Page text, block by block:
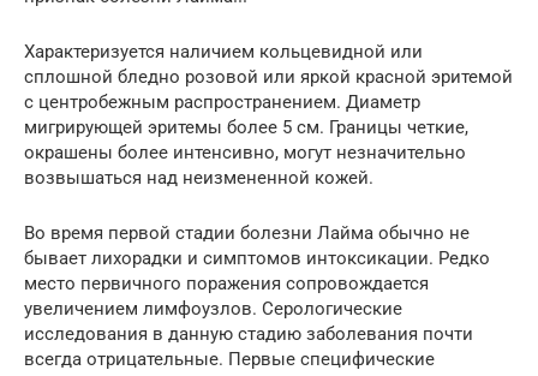
Характеризуется наличием кольцевидной или
сплошной бледно розовой или яркой красной эритемой
с центробежным распространением. Диаметр
мигрирующей эритемы более 5 см. Границы четкие,
окрашены более интенсивно, могут незначительно
возвышаться над неизмененной кожей.
Во время первой стадии болезни Лайма обычно не
бывает лихорадки и симптомов интоксикации. Редко
место первичного поражения сопровождается
увеличением лимфоузлов. Серологические
исследования в данную стадию заболевания почти
всегда отрицательные. Первые специфические